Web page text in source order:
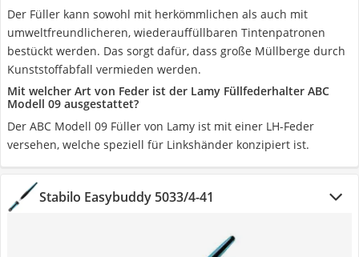
Der Füller kann sowohl mit herkömmlichen als auch mit
umweltfreundlicheren, wiederauffüllbaren Tintenpatronen
bestückt werden. Das sorgt dafür, dass große Müllberge durch
Kunststoffabfall vermieden werden.
Mit welcher Art von Feder ist der Lamy Füllfederhalter ABC
Modell 09 ausgestattet?
Der ABC Modell 09 Füller von Lamy ist mit einer LH-Feder
versehen, welche speziell für Linkshänder konzipiert ist.
Stabilo Easybuddy 5033/4-41